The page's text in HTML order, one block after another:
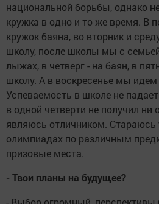
национальной борьбы, однако
кружка в одно и то же время. В
кружок баяна, во вторник и
школу, после школы мы с
лыжах, в четверг - на баян, в
школу. А в воскресенье мы идем
Успеваемость в школе не
в одной четверти не получил ни
являюсь отличником. Стараюсь
олимпиадах по различным
призовые места.
- Твои планы на будущее?